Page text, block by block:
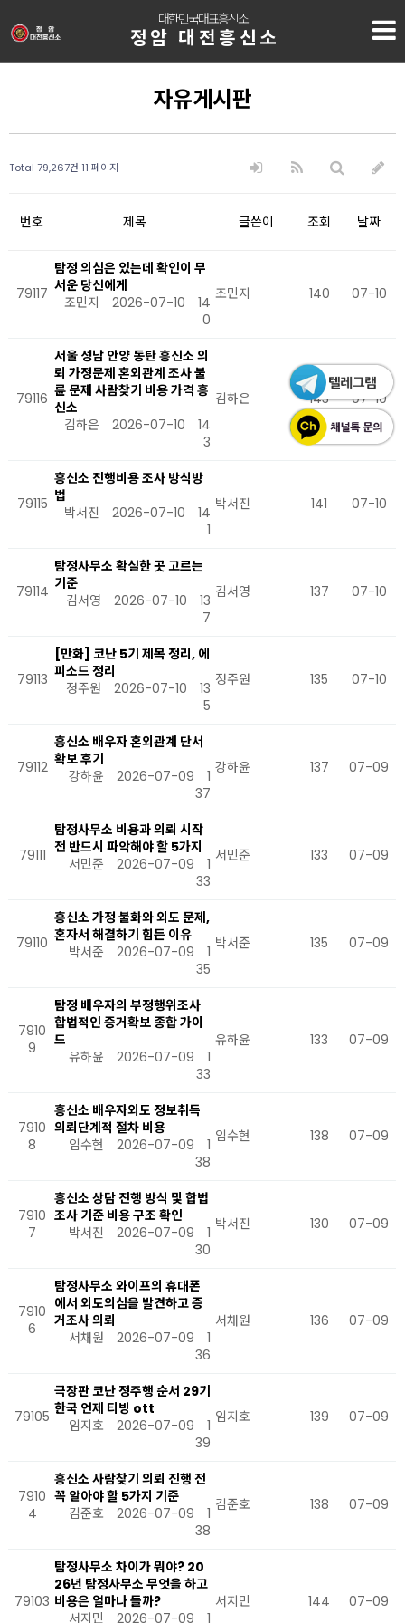
대한민국대표흥신소
정암 대전흥신소
자유게시판
Total 79,267건 11 페이지
번호 제목 글쓴이 조회 날짜
79117
탐정 의심은 있는데 확인이 무
서운 당신에게
조민지
2026-07-10
14
0
조민지 140 07-10
79116
서울 성남 안양 동탄 흥신소 의
뢰 가정문제 혼외관계 조사 불
륜 문제 사람찾기 비용 가격 흥
신소
김하은
2026-07-10
14
3
김하은 143 07-10
79115
흥신소 진행비용 조사 방식방
법
박서진
2026-07-10
14
1
박서진 141 07-10
79114
탐정사무소 확실한 곳 고르는
기준
김서영
2026-07-10
13
7
김서영 137 07-10
79113
[만화] 코난 5기 제목 정리, 에
피소드 정리
정주원
2026-07-10
13
5
정주원 135 07-10
79112
흥신소 배우자 혼외관계 단서
확보 후기
강하윤
2026-07-09
1
37
강하윤 137 07-09
79111
탐정사무소 비용과 의뢰 시작
전 반드시 파악해야 할 5가지
서민준
2026-07-09
1
33
서민준 133 07-09
79110
흥신소 가정 불화와 외도 문제,
혼자서 해결하기 힘든 이유
박서준
2026-07-09
1
35
박서준 135 07-09
7910
9
탐정 배우자의 부정행위조사
합법적인 증거확보 종합 가이
드
유하윤
2026-07-09
1
33
유하윤 133 07-09
7910
8
흥신소 배우자외도 정보취득
의뢰단계적 절차 비용
임수현
2026-07-09
1
38
임수현 138 07-09
7910
7
흥신소 상담 진행 방식 및 합법
조사 기준 비용 구조 확인
박서진
2026-07-09
1
30
박서진 130 07-09
7910
6
탐정사무소 와이프의 휴대폰
에서 외도의심을 발견하고 증
거조사 의뢰
서채원
2026-07-09
1
36
서채원 136 07-09
79105
극장판 코난 정주행 순서 29기
한국 언제 티빙 ott
임지호
2026-07-09
1
39
임지호 139 07-09
7910
4
흥신소 사람찾기 의뢰 진행 전
꼭 알아야 할 5가지 기준
김준호
2026-07-09
1
38
김준호 138 07-09
79103
탐정사무소 차이가 뭐야? 20
26년 탐정사무소 무엇을 하고
비용은 얼마나 들까?
서지민
2026-07-09 1
서지민 144 07-09